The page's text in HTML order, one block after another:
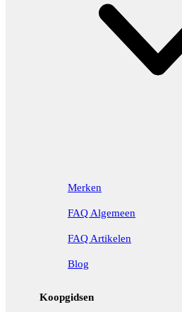
Merken
FAQ Algemeen
FAQ Artikelen
Blog
Koopgidsen